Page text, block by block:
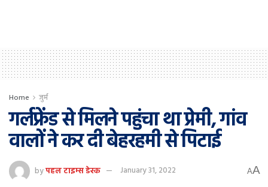
Home जुर्म
गर्लफ्रेंड से मिलने पहुंचा था प्रेमी, गांव
वालाें ने कर दी बेहरहमी से पिटाई
byपहल टाइम्स डेस्क January 31, 2022 AA